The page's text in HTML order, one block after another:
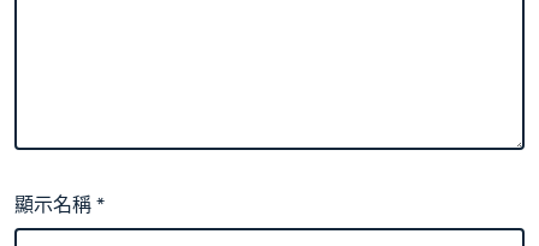
顯示名稱*